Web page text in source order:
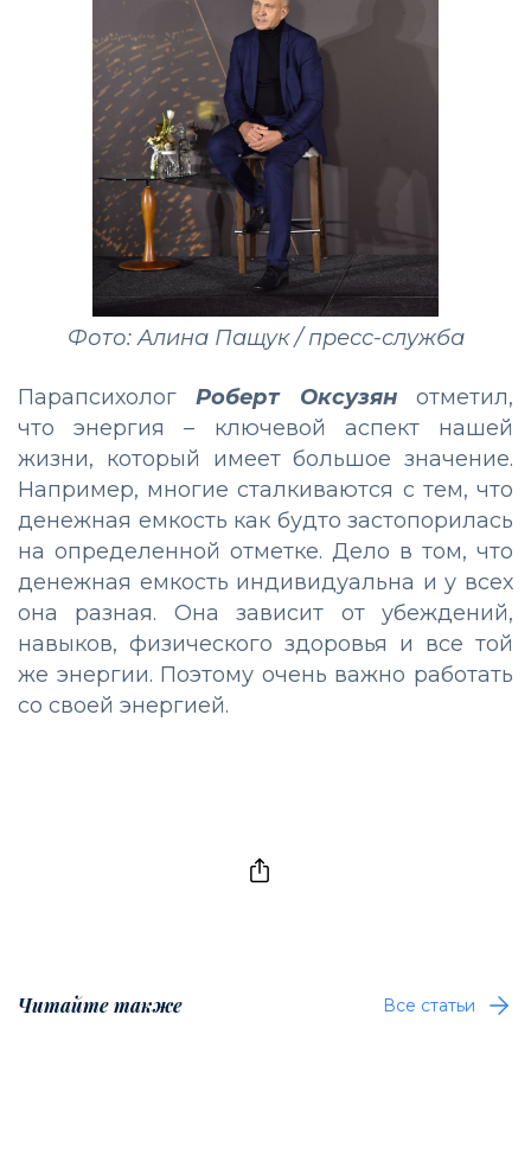
Фото: Алина Пащук / пресс-служба
ПарапсихологРоберт Оксузянотметил,
что энергия – ключевой аспект нашей
жизни, который имеет большое значение.
Например, многие сталкиваются с тем, что
денежная емкость как будто застопорилась
на определенной отметке. Дело в том, что
денежная емкость индивидуальна и у всех
она разная. Она зависит от убеждений,
навыков, физического здоровья и все той
же энергии. Поэтому очень важно работать
со своей энергией.
Читайте также Все статьи